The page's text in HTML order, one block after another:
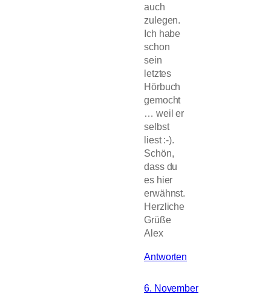
auch
zulegen.
Ich habe
schon
sein
letztes
Hörbuch
gemocht
… weil er
selbst
liest :-).
Schön,
dass du
es hier
erwähnst.
Herzliche
Grüße
Alex
Antworten
6. November